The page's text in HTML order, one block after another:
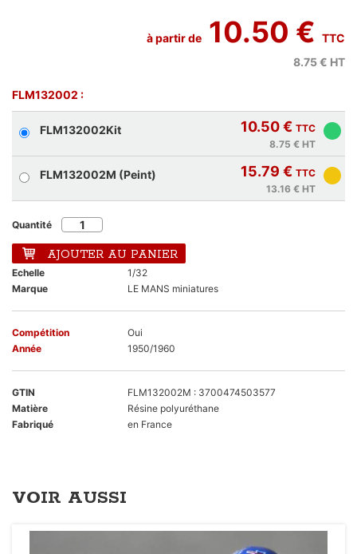
à partir de 10.50 € TTC
8.75 € HT
FLM132002 :
FLM132002Kit 10.50 € TTC
8.75 € HT
FLM132002M (Peint) 15.79 € TTC
13.16 € HT
Quantité
AJOUTER AU PANIER
Echelle
1/32
Marque
LE MANS miniatures
Compétition
Oui
Année
1950/1960
GTIN
FLM132002M : 3700474503577
Matière
Résine polyuréthane
Fabriqué
en France
VOIR AUSSI